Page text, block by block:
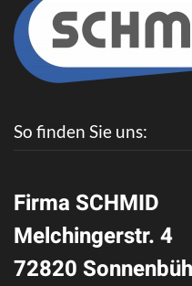
So finden Sie uns:
Firma SCHMID
Melchingerstr. 4
72820